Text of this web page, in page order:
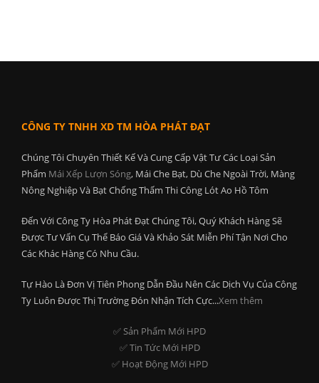
CÔNG TY TNHH XD TM HÒA PHÁT ĐẠT
Chúng Tôi Chuyên Thiết Kế Và Cung Cấp Vật Tư Các Loại Sản
Phẩm Mái Xếp Lượn Sóng, Mái Che Bạt, Dù Che Ngoài Trời, Màng
Nông Nghiệp Và Bạt Chống Thấm Thi Công Lót Ao Hồ Tôm
Đến Với Công Ty Hòa Phát Đạt Chúng Tôi, Quý Khách Hàng Sẽ
Được Tư Vấn Cụ Thể Báo Giá Và Khảo Sát Miễn Phí Tận Nơi Cho
Các Khác Hàng Có Nhu Cầu.
Tự Hào Là Đơn Vị Tiên Phong Dẫn Đầu Nên Các Dịch Vụ Của Công
Ty Luôn Được Thị Trường Đón Nhận Tích Cực...Xem thêm
✅ Sản Phẩm Mới HPD
✅ Tin Tức Mới HPD
✅ Hoạt Động Mới HPD